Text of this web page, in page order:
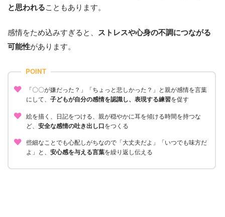
と思われることもあります。
感情をため込みすぎると、 ストレスや心身の不調につながる
可能性があります。
POINT
「〇〇が嫌だった？」「ちょっと悲しかった？」と親が感情を言葉
にして、 子どもが自分の感情を認識し、表現する練習を促す
絵を描く、日記をつける、親が穏やかに耳を傾ける時間を持つな
ど、 安全な感情の吐き出し口をつくる
些細なことでも心配しがちなので「大丈夫だよ」「いつでも味方だ
よ」と、 安心感を与える言葉を繰り返し伝える